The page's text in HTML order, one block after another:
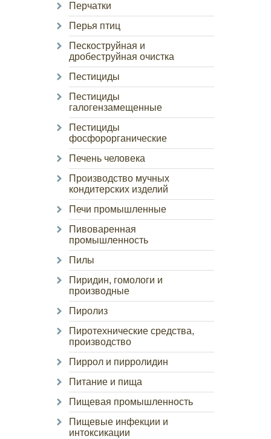
Перчатки
Перья птиц
Пескоструйная и
дробеструйная очистка
Пестициды
Пестициды
галогензамещенные
Пестициды
фосфорорганические
Печень человека
Производство мучных
кондитерских изделий
Печи промышленные
Пивоваренная
промышленность
Пилы
Пиридин, гомологи и
производные
Пиролиз
Пиротехнические средства,
производство
Пиррол и пирролидин
Питание и пища
Пищевая промышленность
Пищевые инфекции и
интоксикации